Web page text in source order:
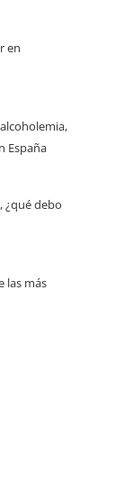
en
España
¿qué debo
las más